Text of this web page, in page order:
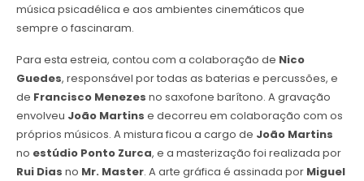
música psicadélica e aos ambientes cinemáticos que
sempre o fascinaram.
Para esta estreia, contou com a colaboração de Nico
Guedes, responsável por todas as baterias e percussões, e
de Francisco Menezes no saxofone barítono. A gravação
envolveu João Martins e decorreu em colaboração com os
próprios músicos. A mistura ficou a cargo de João Martins
no estúdio Ponto Zurca, e a masterização foi realizada por
Rui Dias no Mr. Master. A arte gráfica é assinada por Miguel